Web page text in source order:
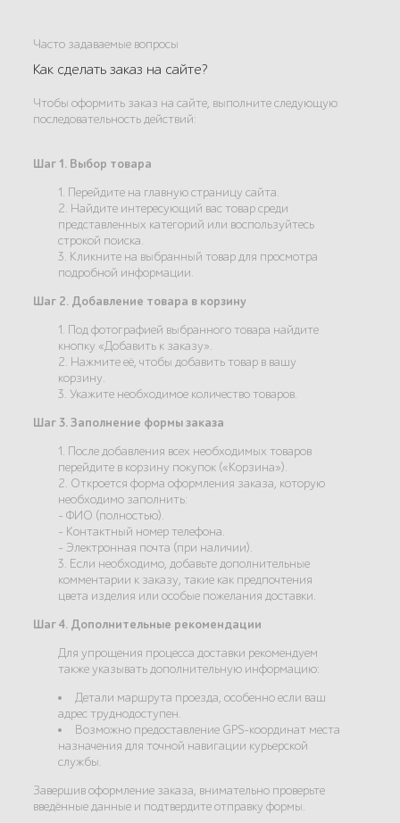
Часто задаваемые вопросы
Как сделать заказ на сайте?
Чтобы оформить заказ на сайте, выполните следующую
последовательность действий:
Шаг 1. Выбор товара
1. Перейдите на главную страницу сайта.
2. Найдите интересующий вас товар среди
представленных категорий или воспользуйтесь
строкой поиска.
3. Кликните на выбранный товар для просмотра
подробной информации.
Шаг 2. Добавление товара в корзину
1. Под фотографией выбранного товара найдите
кнопку «Добавить к заказу».
2. Нажмите её, чтобы добавить товар в вашу
корзину.
3. Укажите необходимое количество товаров.
Шаг 3. Заполнение формы заказа
1. После добавления всех необходимых товаров
перейдите в корзину покупок («Корзина»).
2. Откроется форма оформления заказа, которую
необходимо заполнить:
- ФИО (полностью).
- Контактный номер телефона.
- Электронная почта (при наличии).
3. Если необходимо, добавьте дополнительные
комментарии к заказу, такие как предпочтения
цвета изделия или особые пожелания доставки.
Шаг 4. Дополнительные рекомендации
Для упрощения процесса доставки рекомендуем
также указывать дополнительную информацию:
Детали маршрута проезда, особенно если ваш
адрес труднодоступен.
Возможно предоставление GPS-координат места
назначения для точной навигации курьерской
службы.
Завершив оформление заказа, внимательно проверьте
введённые данные и подтвердите отправку формы.